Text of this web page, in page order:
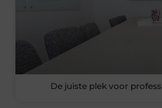
De juiste plek voor